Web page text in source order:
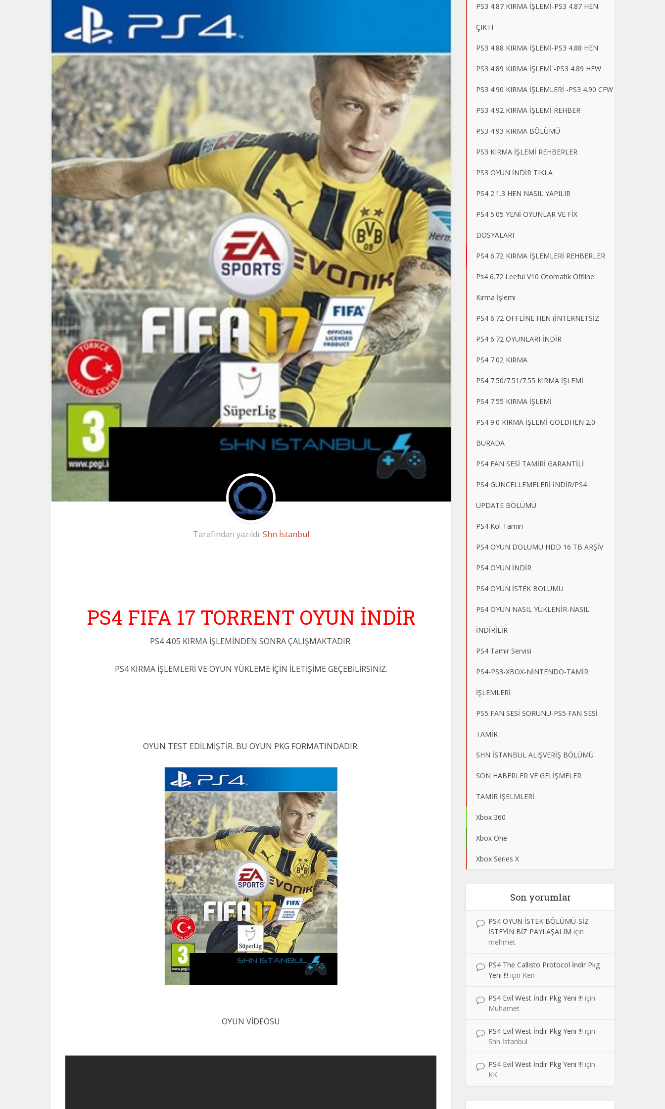
Tarafından yazıldı: Shn İstanbul
PS4 FIFA 17 TORRENT OYUN İNDİR
PS4 4.05 KIRMA İŞLEMİNDEN SONRA ÇALIŞMAKTADIR.
PS4 KIRMA İŞLEMLERİ VE OYUN YÜKLEME İÇİN İLETİŞİME GEÇEBİLİRSİNİZ.
OYUN TEST EDİLMİŞTİR. BU OYUN PKG FORMATINDADIR.
OYUN VİDEOSU
PS3 4.87 KIRMA İŞLEMİ-PS3 4.87 HEN
ÇIKTI
PS3 4.88 KIRMA İŞLEMİ-PS3 4.88 HEN
PS3 4.89 KIRMA İŞLEMİ -PS3 4.89 HFW
PS3 4.90 KIRMA İŞLEMLERİ -PS3 4.90 CFW
PS3 4.92 KIRMA İŞLEMİ REHBER
PS3 4.93 KIRMA BÖLÜMÜ
PS3 KIRMA İŞLEMİ REHBERLER
PS3 OYUN İNDİR TIKLA
PS4 2.1.3 HEN NASIL YAPILIR
PS4 5.05 YENİ OYUNLAR VE FİX
DOSYALARI
PS4 6.72 KIRMA İŞLEMLERİ REHBERLER
Ps4 6.72 Leeful V10 Otomatik Offline
Kırma İşlemi
PS4 6.72 OFFLİNE HEN (İNTERNETSİZ
PS4 6.72 OYUNLARI İNDİR
PS4 7.02 KIRMA
PS4 7.50/7.51/7.55 KIRMA İŞLEMİ
PS4 7.55 KIRMA İŞLEMİ
PS4 9.0 KIRMA İŞLEMİ GOLDHEN 2.0
BURADA
PS4 FAN SESİ TAMİRİ GARANTİLİ
PS4 GÜNCELLEMELERİ İNDİR/PS4
UPDATE BÖLÜMÜ
PS4 Kol Tamiri
PS4 OYUN DOLUMU HDD 16 TB ARŞİV
PS4 OYUN İNDİR
PS4 OYUN İSTEK BÖLÜMÜ
PS4 OYUN NASIL YÜKLENİR-NASIL
İNDİRİLİR
PS4 Tamir Servisi
PS4-PS3-XBOX-NİNTENDO-TAMİR
İŞLEMLERİ
PS5 FAN SESİ SORUNU-PS5 FAN SESİ
TAMİR
SHN İSTANBUL ALIŞVERİŞ BÖLÜMÜ
SON HABERLER VE GELİŞMELER
TAMİR İŞELMLERİ
Xbox 360
Xbox One
Xbox Series X
Son yorumlar
PS4 OYUN İSTEK BÖLÜMÜ-SİZ
İSTEYİN BİZ PAYLAŞALIM için
mehmet
PS4 The Callisto Protocol İndir Pkg
Yeni !!! için Ken
PS4 Evil West İndir Pkg Yeni !!! için
Muhamet
PS4 Evil West İndir Pkg Yeni !!! için
Shn İstanbul
PS4 Evil West İndir Pkg Yeni !!! için
KK